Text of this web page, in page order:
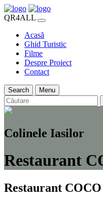
QR4ALL
Acasă
Ghid Turistic
Filme
Despre Proiect
Contact
Search
Menu
Colinele Iasilor
Restaurant
Restaurant COCO